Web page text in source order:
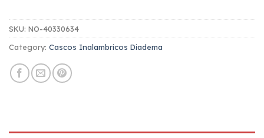
SKU: NO-40330634
Category: Cascos Inalambricos Diadema